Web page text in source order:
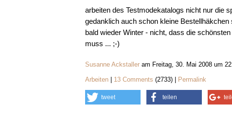
arbeiten des Testmodekatalogs nicht nur die
gedanklich auch schon kleine
bald wieder Winter - nicht, dass die
muss ... ;-)
Susanne Ackstalleram Freitag, 30. Mai 2008 um
Arbeiten 13 Comments (2733) | Permalink
tweet teilen